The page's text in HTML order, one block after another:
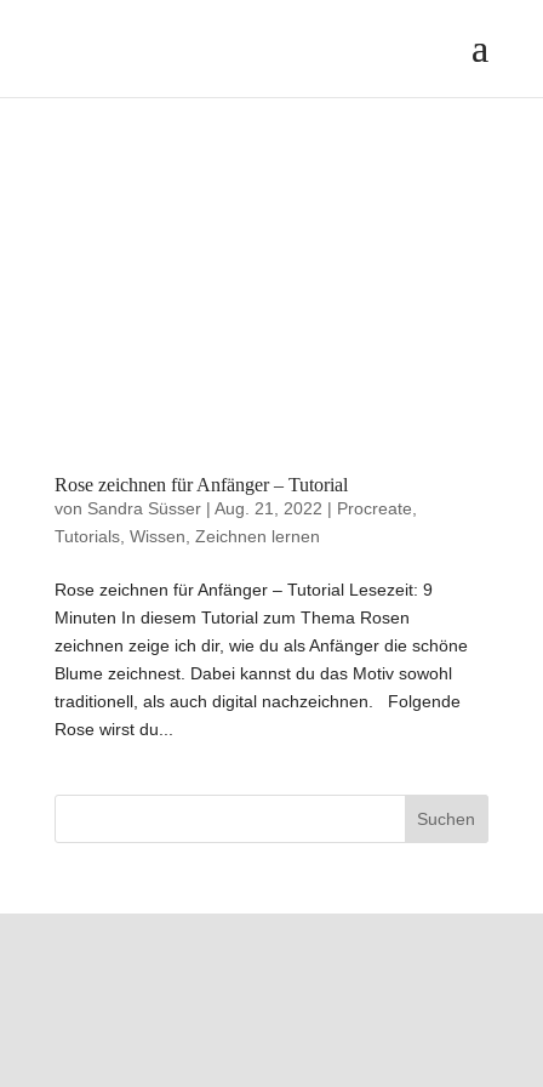
Rose zeichnen für Anfänger – Tutorial
von Sandra Süsser| Aug. 21, 2022 | Procreate
Tutorials, Wissen Zeichnen lernen
Rose zeichnen für Anfänger – Tutorial Lesezeit: 9
Minuten In diesem Tutorial zum Thema Rosen
zeichnen zeige ich dir, wie du als Anfänger die schöne
Blume zeichnest. Dabei kannst du das Motiv sowohl
traditionell, als auch digital nachzeichnen. Folgende
Rose wirst du...